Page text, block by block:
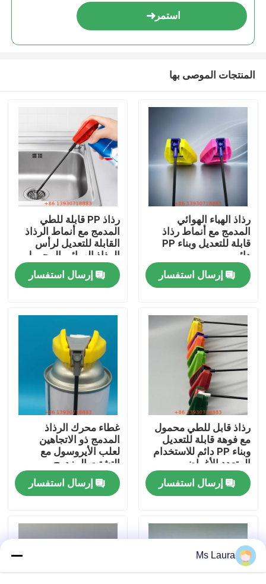
مسكن
منتجات
أشرطة فيديو
معلومات عنا
جولة في المعمل
مراقبة الجودة
اتصل بنا
حالات
استمر
المنتجات الموصى بها
رذاذ الهباء الهوائي
المدمج مع أنماط رذاذ
قابلة للتعديل وبناء PP
دائم
إرسال استفسار
رذاذ PP قابلة للطي
المدمج مع أنماط الرذاذ
القابلة للتعديل لرأس
الرذاذ الهوائي المحمول
إرسال استفسار
رذاذ قابل للطي محمول
مع فوهة قابلة للتعديل
وبناء PP دائم للاستخدام
المتعدد الأغراض
إرسال استفسار
غطاء محرك الرذاذ
المدمج ذو الاتجاهين
لعلب الأيروسول مع
التشتت المزدوج
إرسال استفسار
Ms Laura